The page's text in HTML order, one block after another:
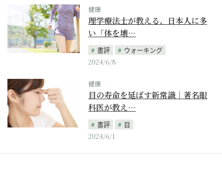
健康
理学療法士が教える、日本人に多
い「体を壊…
書評
ウォーキング
2024/6/8
健康
目の寿命を延ばす新常識｜著名眼
科医が教え…
書評
目
2024/6/1